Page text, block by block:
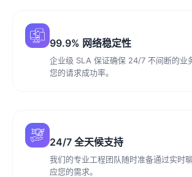
99.9% 网络稳定性
企业级 SLA 保证确保 24/7 不间断的业
您的请求成功率。
24/7 全天候支持
我们的专业工程团队随时准备通过实时
应您的需求。